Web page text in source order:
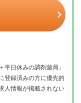
平日休みの調剤薬局」
登録済みの方に優先的
人情報が掲載されない